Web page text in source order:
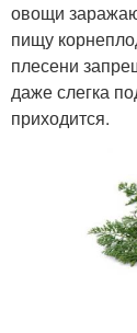
овощи
пищу
плесени
даже слегка
приходится.